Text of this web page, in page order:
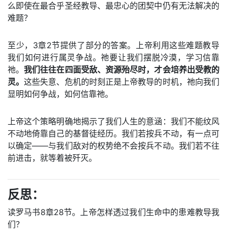
么即使在最合乎圣经教导、最忠心的团契中仍有无法解决的
难题？
至少，3章2节提供了部分的答案。上帝利用这些难题教导
我们如何进行属灵争战。祂要让我们摆脱冷漠，学习信靠
祂。我们往往在四面受敌、资源殆尽时，才会培养出受教的
灵。这些失意、危机的时刻正是上帝教导的时机，祂向我们
显明如何争战，如何信靠祂。
上帝这个策略明确地揭示了我们人生的意涵：我们不能纹风
不动地倚靠自己的基督徒经历。我们若按兵不动，有一点可
以确定——与我们敌对的权势绝不会按兵不动。我们若不往
前进击，就等着被歼灭。
反思：
读罗马书8章28节。上帝怎样透过我们生命中的患难教导我
们？